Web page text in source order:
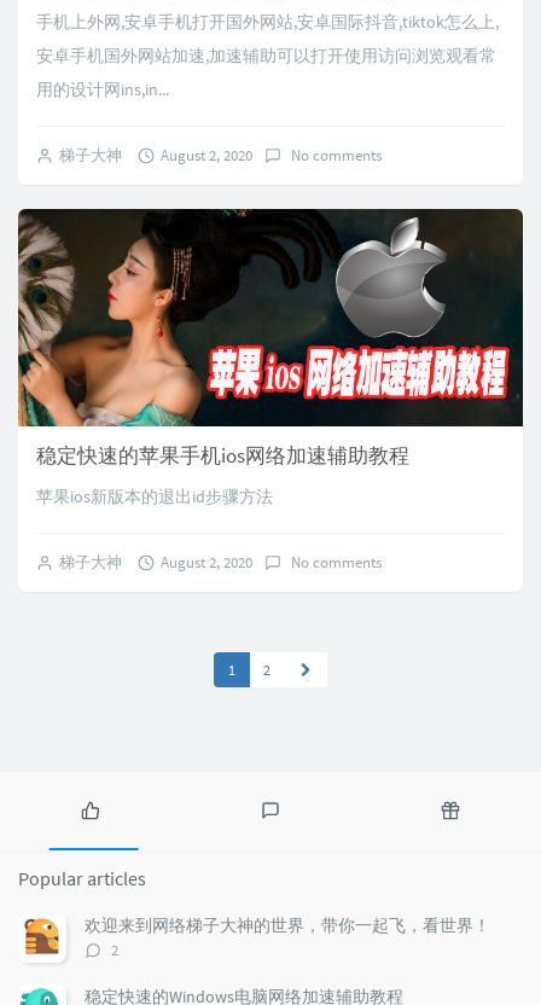
手机上外网,安卓手机打开国外网站,安卓国际抖音,tiktok怎么上,
安卓手机国外网站加速,加速辅助可以打开使用访问浏览观看常
用的设计网ins,in...
梯子大神 August 2, 2020 No comments
稳定快速的苹果手机ios网络加速辅助教程
苹果ios新版本的退出id步骤方法
梯子大神 August 2, 2020 No comments
1 2
P
p
u
l
a
r
e
s
c
d
o
Popular articles
欢迎来到网络梯子大神的世界，带你一起飞，看世界！
评
数：
2
稳定快速的Windows电脑网络加速辅助教程